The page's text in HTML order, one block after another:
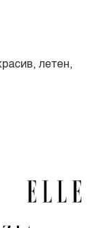
летен,